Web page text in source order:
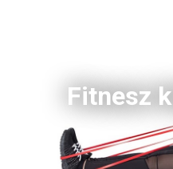
Fitnesz